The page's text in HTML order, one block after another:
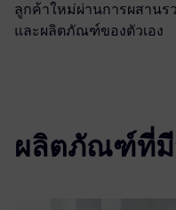
ลูกค้าใหม่ผ่านการผสานร
และผลิตภัณฑ์ของตัวเอง
ผลิตภัณฑ์ที่มี